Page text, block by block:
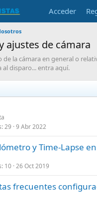
Acceder
ajustes de cámara
de la cámara en general o
disparo... entra aquí.
29 9 Abr 2022
y Time-Lapse
10 26 Oct 2019
frecuentes